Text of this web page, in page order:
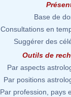
Base de
Consultations en
Suggérer des
Outils de
Par aspects
Par positions
Par profession, pays